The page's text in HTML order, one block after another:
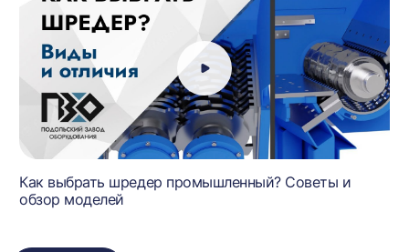
Как выбрать шредер промышленный? Советы и
обзор моделей